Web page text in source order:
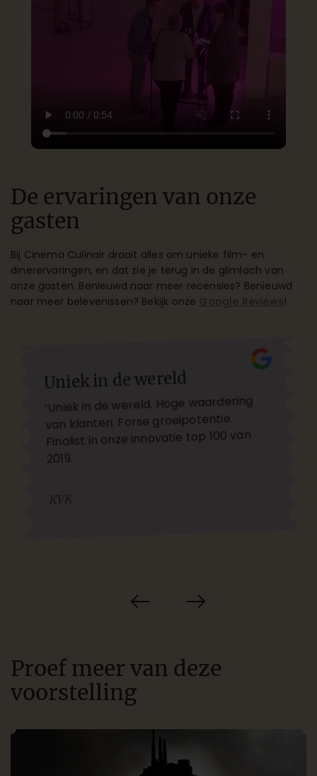
De ervaringen van onze
gasten
Bij Cinema Culinair draait alles om unieke film- en
dinerervaringen, en dat zie je terug in de glimlach van
onze gasten. Benieuwd naar meer recensies? Benieuwd
naar meer belevenissen? Bekijk onze Google Reviews!
Leukste cadeau om te geven
‘Lekkerste cadeau om te geven. En om
te krijgen. Overtreft alle
verwachtingen.’
Proef meer van deze
voorstelling